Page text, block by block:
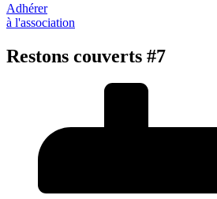
Adhérer
à l'association
Restons couverts #7